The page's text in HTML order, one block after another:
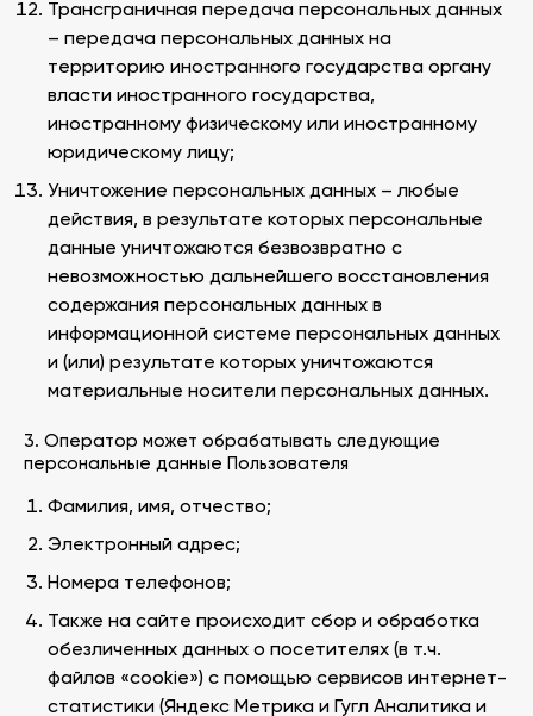
Трансграничная передача персональных данных
– передача персональных данных на
территорию иностранного государства органу
власти иностранного государства,
иностранному физическому или иностранному
юридическому лицу;
Уничтожение персональных данных – любые
действия, в результате которых персональные
данные уничтожаются безвозвратно с
невозможностью дальнейшего восстановления
содержания персональных данных в
информационной системе персональных данных
и (или) результате которых уничтожаются
материальные носители персональных данных.
3. Оператор может обрабатывать следующие
персональные данные Пользователя
Фамилия, имя, отчество;
Электронный адрес;
Номера телефонов;
Также на сайте происходит сбор и обработка
обезличенных данных о посетителях (в т.ч.
файлов «cookie») с помощью сервисов интернет-
статистики (Яндекс Метрика и Гугл Аналитика и